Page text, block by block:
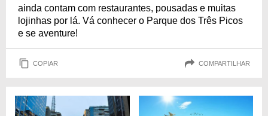
ainda contam com restaurantes, pousadas e muitas
lojinhas por lá. Vá conhecer o Parque dos Três Picos
e se aventure!
COPIAR COMPARTILHAR